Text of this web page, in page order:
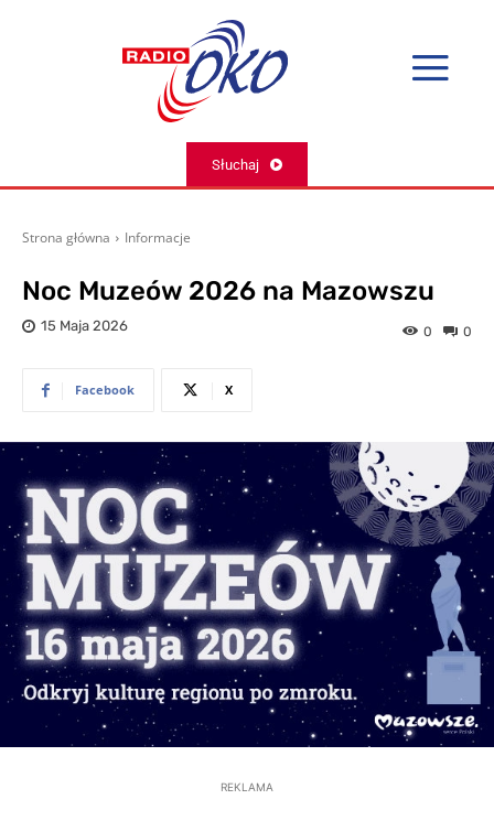
Słuchaj
Strona główna Informacje
Noc Muzeów 2026 na Mazowszu
15 Maja 2026 0
0
Facebook X
REKLAMA